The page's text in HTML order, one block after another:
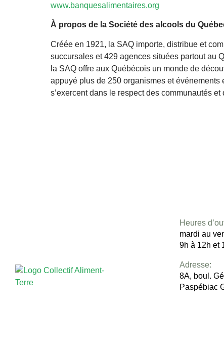
www.banquesalimentaires.org
À propos de la Société des alcools du
Créée en 1921, la SAQ importe, distribue et
succursales et 429 agences situées partout au
la SAQ offre aux Québécois un monde de
appuyé plus de 250 organismes et événements
s’exercent dans le respect des communautés et
Heures
mardi au
9h à 12h et
Adresse:
8A, boul.
Paspébiac